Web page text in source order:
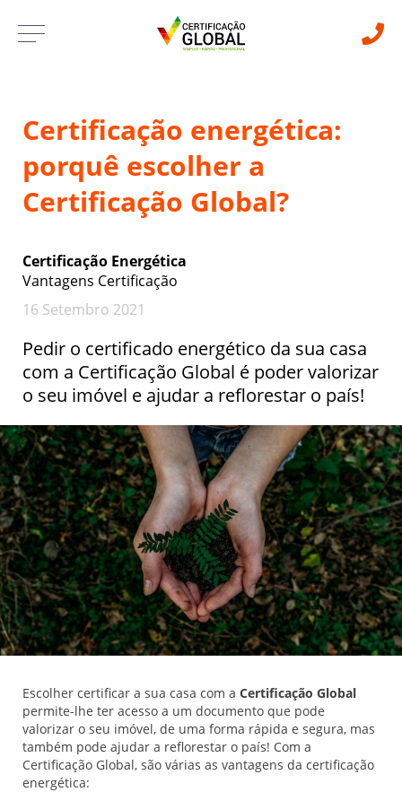
Certificação energética:
porquê escolher a
Certificação Global?
Certificação Energética
Vantagens Certificação
16 Setembro 2021
Pedir o certificado energético da sua casa
com a Certificação Global é poder valorizar
o seu imóvel e ajudar a reflorestar o país!
Escolher certificar a sua casa com a Certificação Global
permite-lhe ter acesso a um documento que pode
valorizar o seu imóvel, de uma forma rápida e segura, mas
também pode ajudar a reflorestar o país! Com a
Certificação Global, são várias as vantagens da certificação
energética: